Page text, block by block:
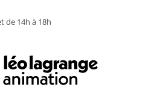
de 14h à 18h